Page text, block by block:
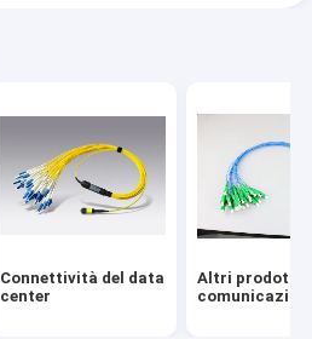
Connettività del data
center
Altri prodotti